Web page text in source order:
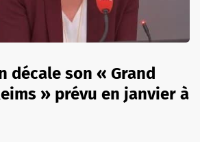
décale son « Grand
» prévu en janvier à